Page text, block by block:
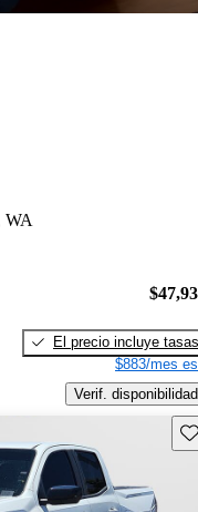
WA
El precio incluye tasas
$883/mes
Verif. disponibilidad